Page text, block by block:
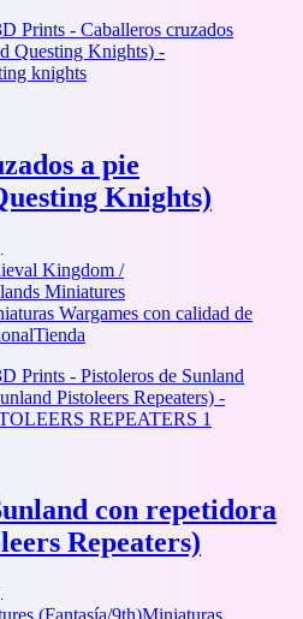
a pie
Knights)
Kingdom /
Miniatures
Wargames con calidad de
Tienda
con repetidora
Repeaters)